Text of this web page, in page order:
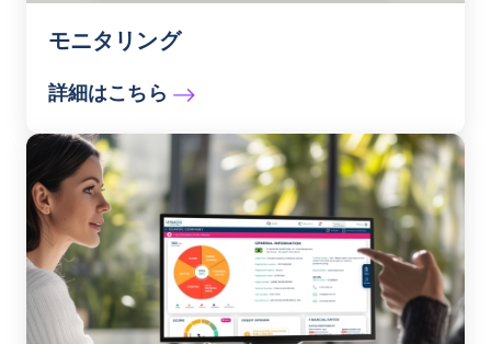
モニタリング
詳細はこちら